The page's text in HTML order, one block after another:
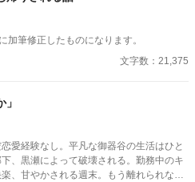
加筆修正したものになります。
文字数：21,375
愛経験なし。平凡な御器谷の生活はひと
、黒瀬によって破壊される。勤務中のキ
、甘やかされる週末。もう離れられな